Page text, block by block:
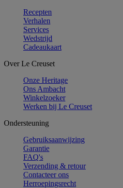
Recepten
Verhalen
Services
Wedstrijd
Cadeaukaart
Over Le Creuset
Onze Heritage
Ons Ambacht
Winkelzoeker
Werken bij Le Creuset
Ondersteuning
Gebruiksaanwijzing
Garantie
FAQ's
Verzending & retour
Contacteer ons
Herroepingsrecht